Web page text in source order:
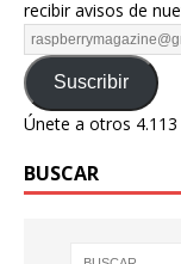
recibir avisos de
Suscribir
Únete a otros
BUSCAR